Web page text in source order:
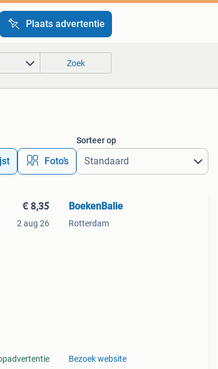
Plaats advertentie
Zoek
Foto’s
Sorteer op
€ 8,35
2 aug 26
BoekenBalie
Rotterdam
Bezoek website